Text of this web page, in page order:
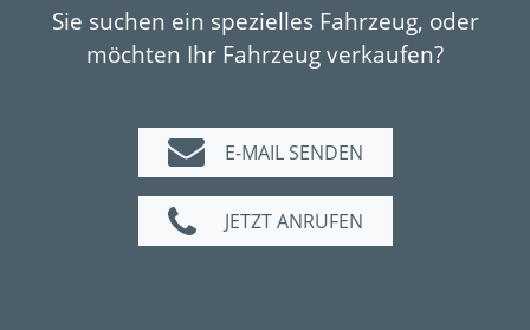
Sie suchen ein spezielles Fahrzeug, oder
möchten Ihr Fahrzeug verkaufen?
E-MAIL SENDEN
JETZT ANRUFEN